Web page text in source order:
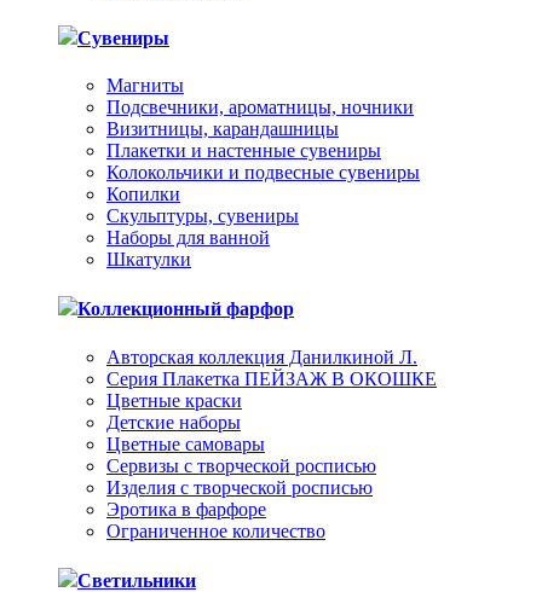
Сувениры
Магниты
Подсвечники, ароматницы, ночники
Визитницы, карандашницы
Плакетки и настенные сувениры
Колокольчики и подвесные сувениры
Копилки
Скульптуры, сувениры
Наборы для ванной
Шкатулки
Коллекционный фарфор
Авторская коллекция Данилкиной Л.
Серия Плакетка ПЕЙЗАЖ В ОКОШКЕ
Цветные краски
Детские наборы
Цветные самовары
Сервизы с творческой росписью
Изделия с творческой росписью
Эротика в фарфоре
Ограниченное количество
Светильники